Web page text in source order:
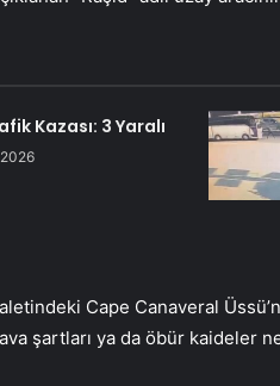
Kazası: 3 Yaralı
Cape Canaveral
şartları ya da öbür kaideler